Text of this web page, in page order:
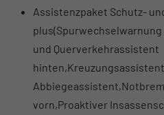
Assistenzpaket Schutz-
und Querverkehrassistent
vorn,Proaktiver